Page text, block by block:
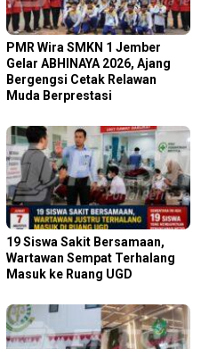
PMR Wira SMKN 1 Jember
Gelar ABHINAYA 2026, Ajang
Bergengsi Cetak Relawan
Muda Berprestasi
19 Siswa Sakit Bersamaan,
Wartawan Sempat Terhalang
Masuk ke Ruang UGD